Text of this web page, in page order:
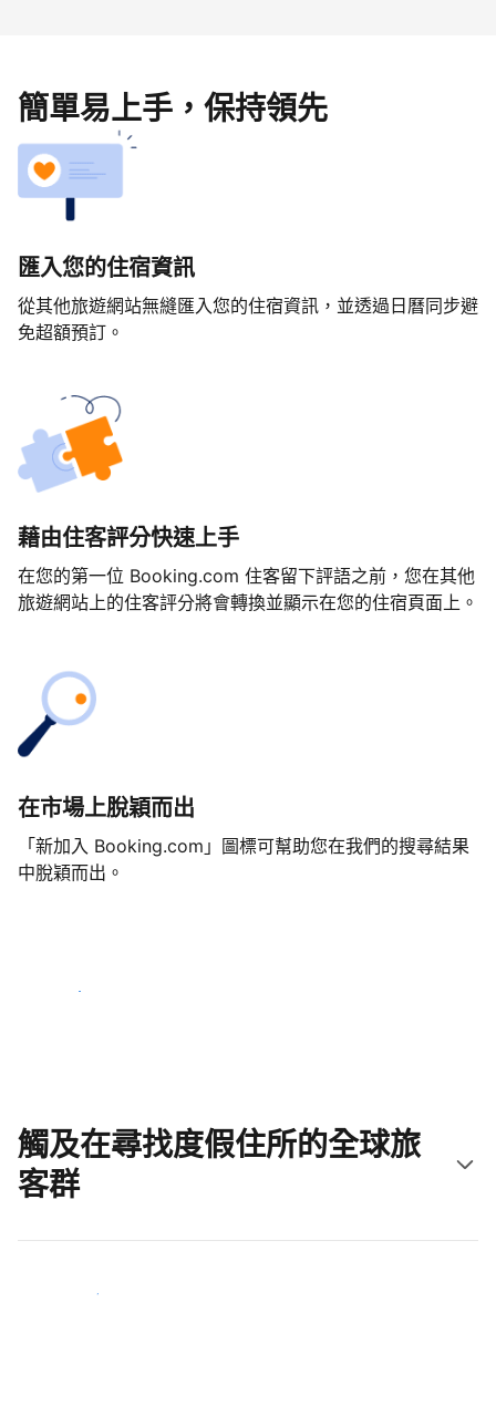
簡單易上手，保持領先
匯入您的住宿資訊
從其他旅遊網站無縫匯入您的住宿資訊，並透過日曆同步避
免超額預訂。
藉由住客評分快速上手
在您的第一位 Booking.com 住客留下評語之前，您在其他
旅遊網站上的住客評分將會轉換並顯示在您的住宿頁面上。
在市場上脫穎而出
「新加入 Booking.com」圖標可幫助您在我們的搜尋結果
中脫穎而出。
立即開始吧
觸及在尋找度假住所的全球旅
客群
立即接觸新住客